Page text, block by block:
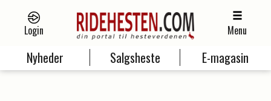
Login Menu
Nyheder Salgsheste E-magasin